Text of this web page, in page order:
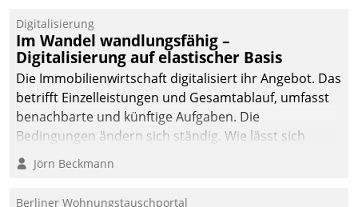
Digitalisierung
Im Wandel wandlungsfähig –
Digitalisierung auf elastischer Basis
Die Immobilienwirtschaft digitalisiert ihr Angebot. Das
betrifft Einzelleistungen und Gesamtablauf, umfasst
benachbarte und künftige Aufgaben. Die
Bedingungen ändern sich ständig. Wie lässt sich
technisch die Kontrolle wahren und zugleich Freiraum
fürs Wachsen öffnen?
Jörn Beckmann
Berliner Wohnungstauschportal